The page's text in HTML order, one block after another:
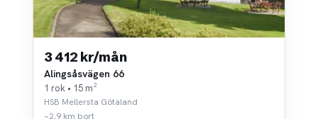
3 412 kr/mån
Alingsåsvägen 66
1 rok • 15 m²
HSB Mellersta Götaland
~2,9 km bort